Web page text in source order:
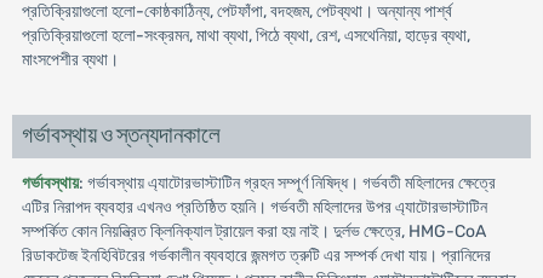
প্রতিক্রিয়াগুলো হলো-কোষ্ঠকাঠিন্য, পেটফাঁপা, বদহজম, পেটব্যথা। অন্যান্য পার্শ্ব
প্রতিক্রিয়াগুলো হলো-সংক্রমন, মাথা ব্যথা, পিঠে ব্যথা, রেশ, এসথেনিয়া, হাড়ের ব্যথা,
মাংসপেশীর ব্যথা।
গর্ভাবস্থায় ও স্তন্যদানকালে
গর্ভাবস্থায়: গর্ভাবস্থায় এ্যাটোরভাস্টাটিন গ্রহন সম্পূর্ণ নিষিদ্ধ। গর্ভবতী মহিলাদের ক্ষেত্রে
এটির নিরাপদ ব্যবহার এখনও প্রতিষ্ঠিত হয়নি। গর্ভবতী মহিলাদের উপর এ্যাটোরভাস্টাটিন
সম্পর্কিত কোন নিয়ন্ত্রিত ক্লিনিক্যাল ট্রায়েল করা হয় নাই। দুর্লভ ক্ষেত্রে, HMG-CoA
রিডাকটেজ ইনহিবিটরের গর্ভকালীন ব্যবহারে জন্মগত ত্রুটি এর সম্পর্ক দেখা যায়। প্রানিদের